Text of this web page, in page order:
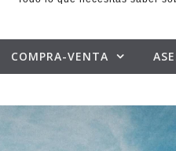
COMPRA-VENTA